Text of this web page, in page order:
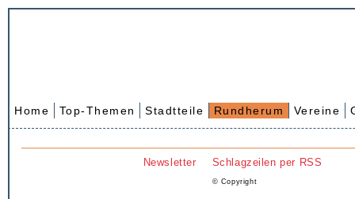
Home Top-Themen Stadtteile Rundherum Vereine
Newsletter Schlagzeilen per RSS
© Copyright